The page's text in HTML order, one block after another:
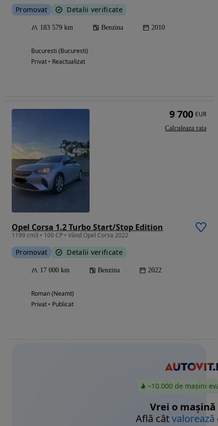
Promovat Detalii verificate
183 579 km Benzina 2010
Bucuresti (Bucuresti)
Privat • Reactualizat
Opel Corsa 1.2 Turbo Start/Stop Edition
1199 cm3 • 100 CP • Vând Opel Corsa 2022
Promovat Detalii verificate
17 000 km Benzina 2022
Roman (Neamt)
Privat • Publicat
9 700 EUR
Calculeaza rata
~10.000 de mașini
Vrei o mașină
Află câtvalorează